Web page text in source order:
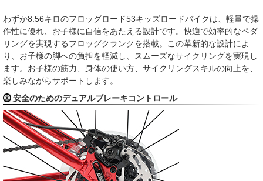
わずか8.56キロのフロッグロード53キッズロードバイクは、軽量で操
作性に優れ、お子様に自信をあたえる設計です。快適で効率的なペダ
リングを実現するフロッグクランクを搭載。この革新的な設計によ
り、お子様の脚への負担を軽減し、スムーズなサイクリングを実現し
ます。お子様の筋力、身体の使い方、サイクリングスキルの向上を、
楽しみながらサポートします。
安全のためのデュアルブレーキコントロール